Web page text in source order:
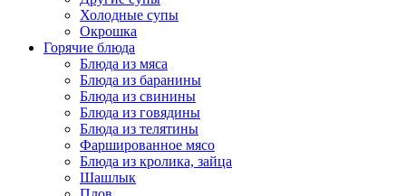
Холодные супы
Окрошка
Горячие блюда
Блюда из мяса
Блюда из баранины
Блюда из свинины
Блюда из говядины
Блюда из телятины
Фаршированное мясо
Блюда из кролика, зайца
Шашлык